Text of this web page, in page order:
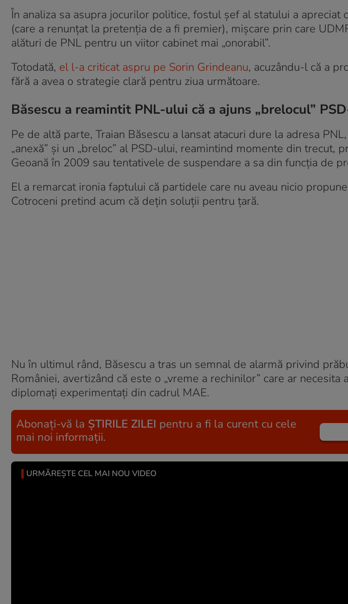
În analiza sa asupra jocurilor politice, fostul șef al statului a apreciat
(care a renunțat la pretenția de a fi premier), mișcare prin care
alături de PNL pentru un viitor cabinet mai „onorabil”.
Totodată, el l-a criticat aspru pe Sorin Grindeanu, acuzându-l că a
fără a avea o strategie clară pentru ziua următoare.
Băsescu a reamintit PNL-ului că a ajuns „brelocul”
Pe de altă parte, Traian Băsescu a lansat atacuri dure la adresa
„anexă” și un „breloc” al PSD-ului, reamintind momente din trecut,
Geoană în 2009 sau tentativele de suspendare a sa din funcția de
El a remarcat ironia faptului că partidele care nu aveau nicio
Cotroceni pretind acum că dețin soluții pentru țară.
Nu în ultimul rând, Băsescu a tras un semnal de alarmă privind
României, avertizând că este o „vreme a rechinilor” care ar
diplomați experimentați din cadrul MAE.
Abonați-vă la ȘTIRILE ZILEI pentru a fi la curent cu cele
mai noi informații.
URMĂREȘTE CEL MAI NOU VIDEO